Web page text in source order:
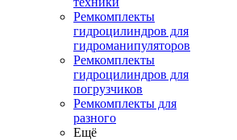
Ремкомплекты
гидроцилиндров для
гидроманипуляторов
Ремкомплекты
гидроцилиндров для
погрузчиков
Ремкомплекты для
разного
Ещё